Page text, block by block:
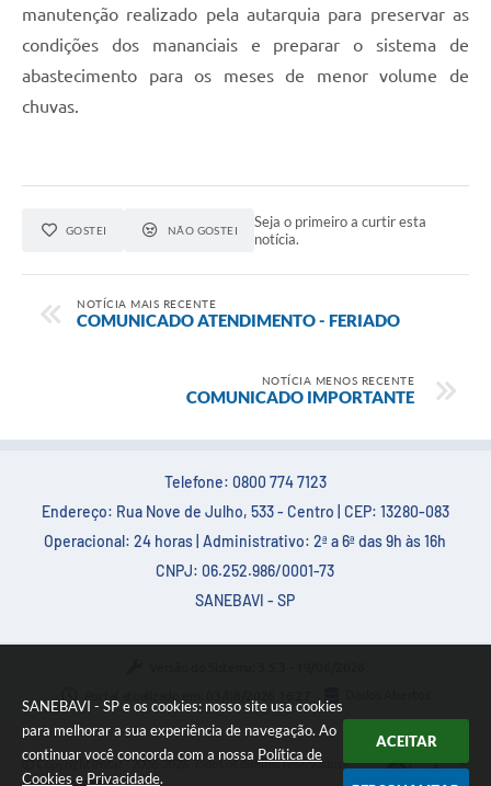
SANEBAVI - SP e os cookies: nosso site usa cookies
para melhorar a sua experiência de navegação. Ao
continuar você concorda com a nossa Política de
Cookies e Privacidade.
ACEITAR
manutenção realizado pela autarquia para preservar as
condições dos mananciais e preparar o sistema de
abastecimento para os meses de menor volume de
chuvas.
GOSTEI NÃO GOSTEI
Seja o primeiro a curtir esta
notícia.
NOTÍCIA MAIS RECENTE
COMUNICADO ATENDIMENTO - FERIADO
NOTÍCIA MENOS RECENTE
COMUNICADO IMPORTANTE
Telefone: 0800 774 7123
Endereço: Rua Nove de Julho, 533 - Centro | CEP: 13280-083
Operacional: 24 horas | Administrativo: 2ª a 6ª das 9h às 16h
CNPJ: 06.252.986/0001-73
SANEBAVI - SP
Copyright Instar - 2006-2026. Todos os direitos reservados -
Instar Tecnologia